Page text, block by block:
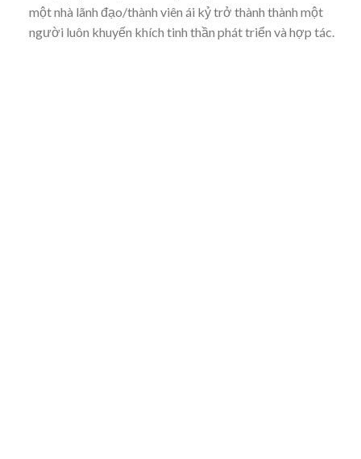
một nhà lãnh đạo/thành viên ái kỷ trở thành thành một
người luôn khuyến khích tinh thần phát triển và hợp tác.